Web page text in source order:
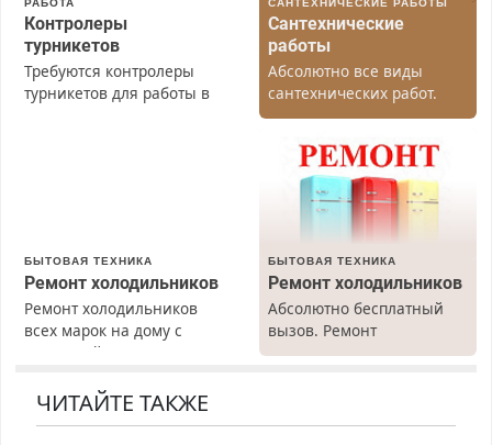
РАБОТА
Контролеры
турникетов
Требуются контролеры
турникетов для работы в
Ежемесячно
выплачивается денежная
премия. Возможно
бесплатное обучение,
транспортной
безопасности с з/п до
САНТЕХНИЧЕСКИЕ РАБОТЫ
Сантехнические
работы
Абсолютно все виды
сантехнических работ.
Быстро. Качественно.
БЫТОВАЯ ТЕХНИКА
Ремонт холодильников
Ремонт холодильников
всех марок на дому с
гарантией. Замена
Недорого. Без выходных.
Все районы. Скидка.
БЫТОВАЯ ТЕХНИКА
Ремонт холодильников
Абсолютно бесплатный
вызов. Ремонт
холодильников всех
ЧИТАЙТЕ ТАКЖЕ